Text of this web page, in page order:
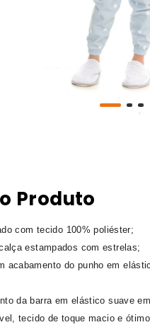
Produto
com tecido 100% poliéster;
estampados com estrelas;
acabamento do punho em
da barra em elástico suave
tecido de toque macio e